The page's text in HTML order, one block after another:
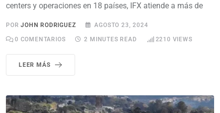
centers y operaciones en 18 países, IFX atiende a más de
PORJOHN RODRIGUEZ AGOSTO 23, 2024
0 COMENTARIOS 2 MINUTES READ 2210 VIEWS
LEER MÁS